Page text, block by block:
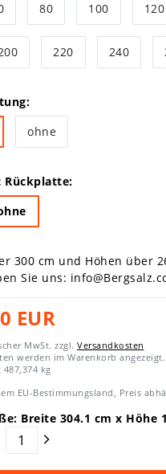
80 100 120
220 240
ohne
Rückplatte:
300 cm und Höhen über
Sie uns:
EUR
MwSt. zzgl. Versandkosten
werden im Warenkorb angezeigt.
487,374 kg
EU-Bestimmungsland, Preis
Breite 304.1 cm x Höhe